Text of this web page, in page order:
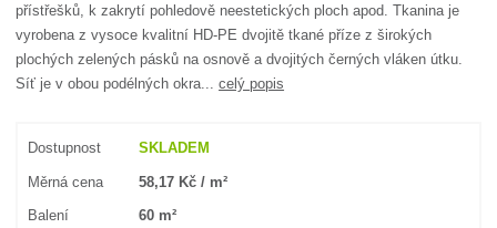
přístřešků, k zakrytí pohledově neestetických ploch apod. Tkanina je
vyrobena z vysoce kvalitní HD-PE dvojitě tkané příze z širokých
plochých zelených pásků na osnově a dvojitých černých vláken útku.
Síť je v obou podélných okra...celý popis
Dostupnost SKLADEM
Měrná cena 58,17 Kč / m²
Balení 60 m²